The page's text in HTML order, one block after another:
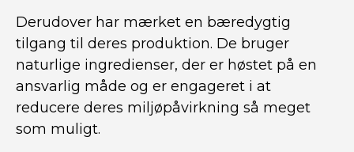
Derudover har mærket en bæredygtig
tilgang til deres produktion. De bruger
naturlige ingredienser, der er høstet på en
ansvarlig måde og er engageret i at
reducere deres miljøpåvirkning så meget
som muligt.